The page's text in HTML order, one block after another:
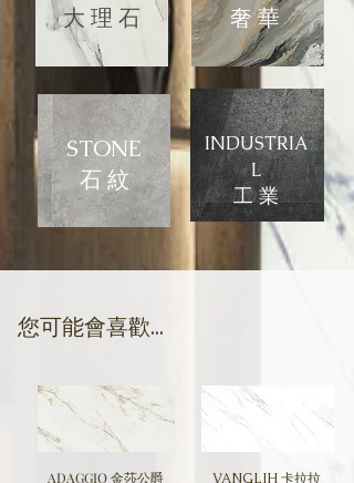
大 理 石
​奢 華
STONE
石 紋
INDUSTRIA
L
​工 業
​您可能會喜歡...
ADAGGIO 金莎公爵 VANGLIH 卡拉拉